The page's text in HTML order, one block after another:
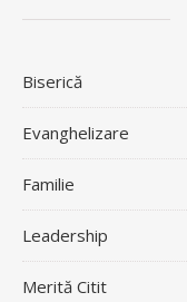
Biserică
Evanghelizare
Familie
Leadership
Merită Citit